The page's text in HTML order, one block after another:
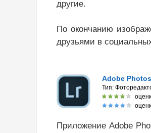
другие.
По окончанию
друзьями в
Adobe
Тип:
Приложение Adobe